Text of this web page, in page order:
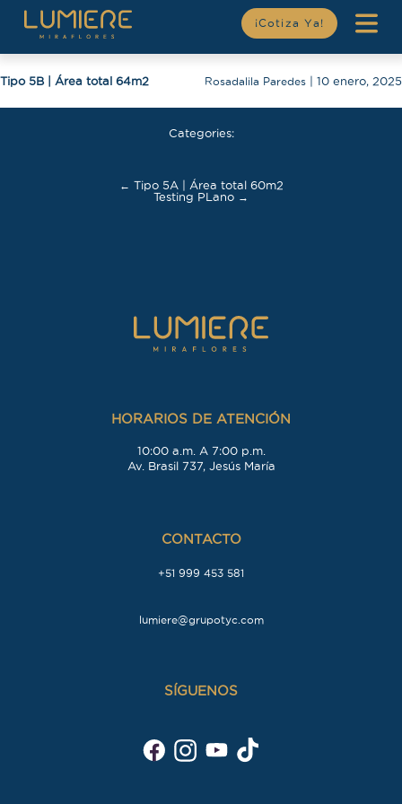
¡Cotiza Ya!
Tipo 5B | Área total 64m2 Rosadalila Paredes 10 enero, 2025
Categories:
← Tipo 5A | Área total 60m2
Testing PLano →
HORARIOS DE ATENCIÓN
10:00 a.m. A 7:00 p.m.
Av. Brasil 737, Jesús María
CONTACTO
+51 999 453 581
lumiere@grupotyc.com
SÍGUENOS